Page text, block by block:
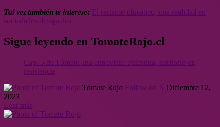
Tal vez también te interese: El racismo climático, una realidad en
sociedades desiguales
Sigue leyendo en TomateRojo.cl
Cap. 5 de Tómate una entrevista: Palestina, territorio en
resistencia
Tomate Rojo Follow on X Diciembre 12,
2023
Leer más